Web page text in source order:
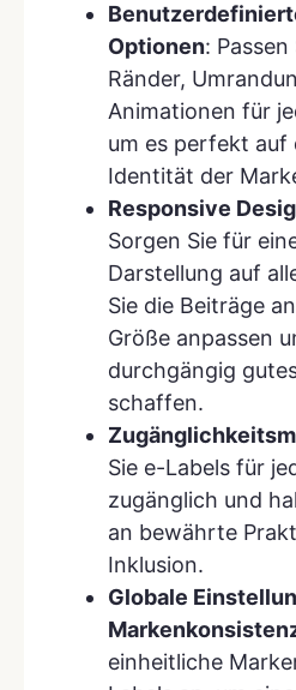
Optionen: Passen
Ränder,
Animationen für
um es perfekt auf
Identität der
Responsive
Sorgen Sie für
Darstellung auf
Sie die Beiträge
Größe anpassen
durchgängig
schaffen.
Sie e-Labels für
zugänglich und
an bewährte
Inklusion.
Globale
einheitliche